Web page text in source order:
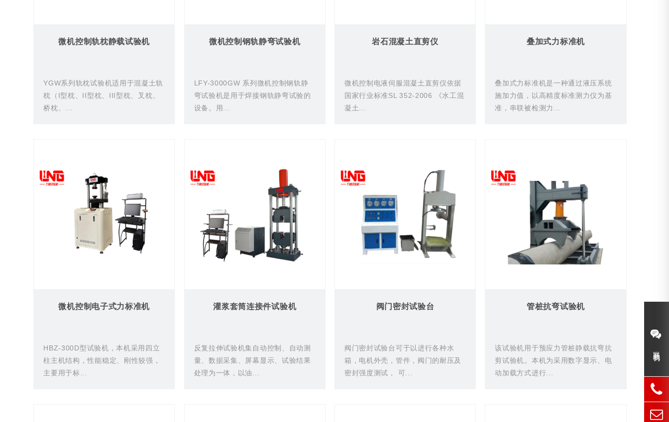
微机控制轨枕静载试验机
YGW系列轨枕试验机适用于混凝土轨
枕（I型枕、II型枕、III型枕、叉枕、
桥枕、...
微机控制钢轨静弯试验机
LFY-3000GW 系列微机控制钢轨静
弯试验机是用于焊接钢轨静弯试验的
设备。用...
岩石混凝土直剪仪
微机控制电液伺服混凝土直剪仪依据
国家行业标准SL 352-2006 《水工混
凝土...
叠加式力标准机
叠加式力标准机是一种通过液压系统
施加力值，以高精度标准测力仪为基
准，串联被检测力...
微机控制电子式力标准机
HBZ-300D型试验机，本机采用四立
柱主机结构，性能稳定、刚性较强，
主要用于标...
灌浆套筒连接件试验机
反复拉伸试验机集自动控制、自动测
量、数据采集、屏幕显示、试验结果
处理为一体，以油...
阀门密封试验台
阀门密封试验台可于以进行各种水
箱，电机外壳，管件，阀门的耐压及
密封强度测试， 可...
管桩抗弯试验机
该试验机用于预应力管桩静载抗弯抗
剪试验机。本机为采用数字显示、电
动加载方式进行...